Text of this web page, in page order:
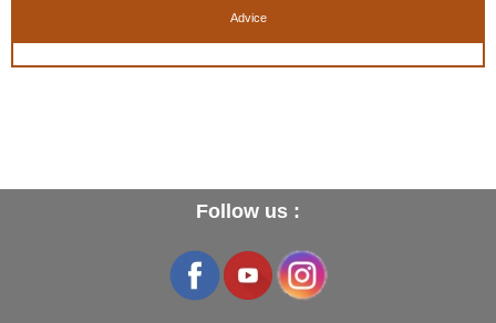
Advice
Follow us :